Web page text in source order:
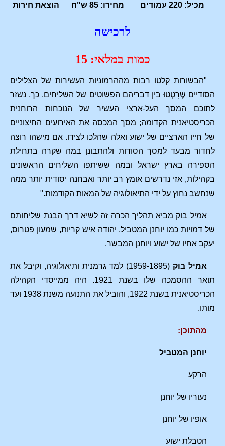
מכיל: 220 עמודים מחירו: 85 ש"ח הוצאת חירות
לרכישה
כמות במלאי: 15
"הבשורות קלטו רבות מההרמוניות העשירות של הצלילים
הסודיים שֶרָטְטוּ בין דבריהם הפשוטים של השליחים. כך, נשזר
לתוכם המסך העל-ארצי העשיר של הנוכחות הרוחנית
הכריסטיאנית הקדומה; מסך המכסה את האירועים החיצוניים
של חייו הארציים של ישוע ואלה שהלכו לצידו. אם מישהו רוצה
לחדור מבעד למסך הסודות ולהתבונן במה שקרה בתחילת
הספירה בארץ ישראל ובמה ששיתפו השליחים הראשונים
בקהילות, אזי נדרשים אומץ רב יותר ואבחנה יסודית יותר ממה
שנחשב נחוץ על ידי התיאולוגיה של המאות הקודמות."
אמיל בוק מביא תהליך הכרה זה לשיא דרך הבנת שליחותם
של דמויות כמו יוחנן המטביל, יהודה איש קריות, שמעון פטרוס,
יעקב אחיו של ישוע ויוחנן המבשר.
אמיל בוק
(1959-1895) למד גרמנית ותיאולוגיה, וקיבל את
תואר ההסמכה שלו בשנת 1921. היה ממייסדי הקהילה
הכריסטיאנית בשנת 1922, והוביל את התנועה משנת 1938 ועד
מותו.
מהתוכן:
יוחנן המטביל
הרקע
נעוריו של יוחנן
אופיו של יוחנן
הטבלת ישוע